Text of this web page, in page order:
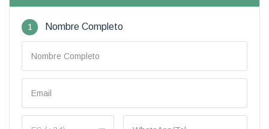
1 Nombre Completo